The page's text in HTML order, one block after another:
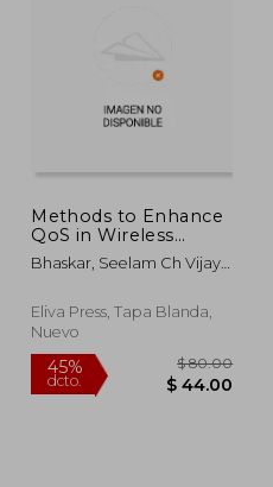
$
Methods to Enhance
QoS in Wireless
Sensor Networks:
Concepts,
Experimentation and
Analysis to Improve
Bhaskar, Seelam Ch Vijaya
Eliva Press, Tapa Blanda,
Nuevo